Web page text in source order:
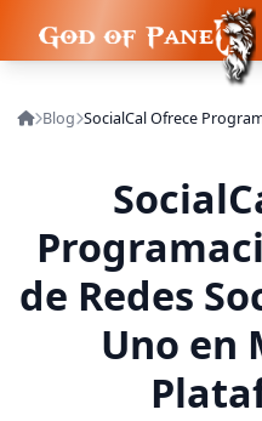
Blog
de Redes
Uno en